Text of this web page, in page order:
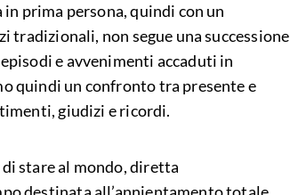
prima persona, quindi con un
tradizionali, non segue una successione
e avvenimenti accaduti in
quindi un confronto tra presente e
giudizi e ricordi.
stare al mondo, diretta